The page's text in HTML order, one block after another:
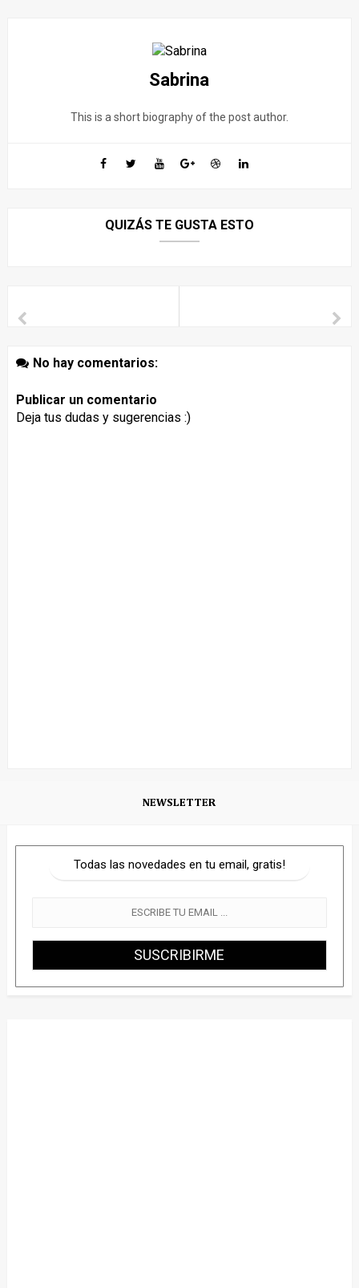
Sabrina
This is a short biography of the post author.
QUIZÁS TE GUSTA ESTO
No hay comentarios:
Publicar un comentario
Deja tus dudas y sugerencias :)
NEWSLETTER
Todas las novedades en tu email, gratis!